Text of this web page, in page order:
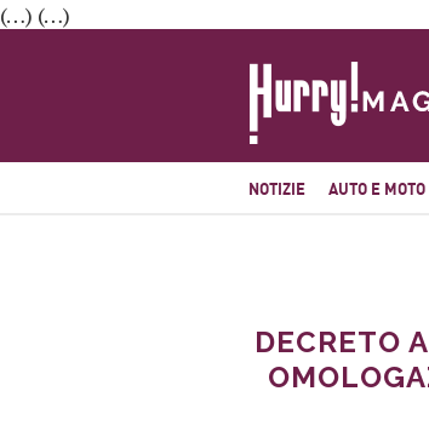
(…) (…)
NOTIZIE AUTO E MOTO
DECRETO